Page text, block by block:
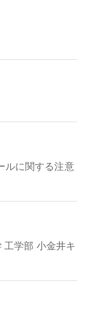
ルに関する注意
学部 小金井キ